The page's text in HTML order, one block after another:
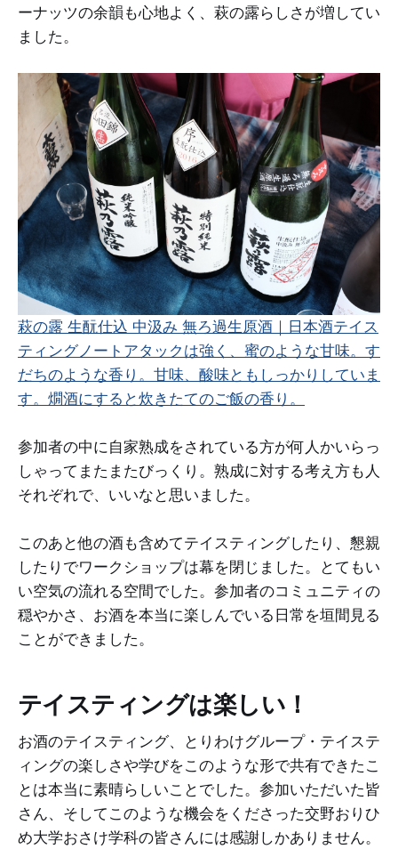
ーナッツの余韻も心地よく、萩の露らしさが増してい
ました。
萩の露 生酛仕込 中汲み 無ろ過生原酒｜日本酒テイス
ティングノート アタックは強く、蜜のような甘味。す
だちのような香り。甘味、酸味ともしっかりしていま
す。燗酒にすると炊きたてのご飯の香り。
参加者の中に自家熟成をされている方が何人かいらっ
しゃってまたまたびっくり。熟成に対する考え方も人
それぞれで、いいなと思いました。
このあと他の酒も含めてテイスティングしたり、懇親
したりでワークショップは幕を閉じました。とてもい
い空気の流れる空間でした。参加者のコミュニティの
穏やかさ、お酒を本当に楽しんでいる日常を垣間見る
ことができました。
テイスティングは楽しい！
お酒のテイスティング、とりわけグループ・テイステ
ィングの楽しさや学びをこのような形で共有できたこ
とは本当に素晴らしいことでした。参加いただいた皆
さん、そしてこのような機会をくださった交野おりひ
め大学おさけ学科の皆さんには感謝しかありません。